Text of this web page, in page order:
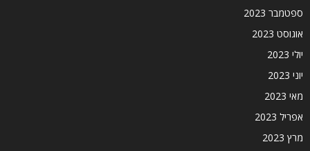
ספטמבר 2023
אוגוסט 2023
יולי 2023
יוני 2023
מאי 2023
אפריל 2023
מרץ 2023